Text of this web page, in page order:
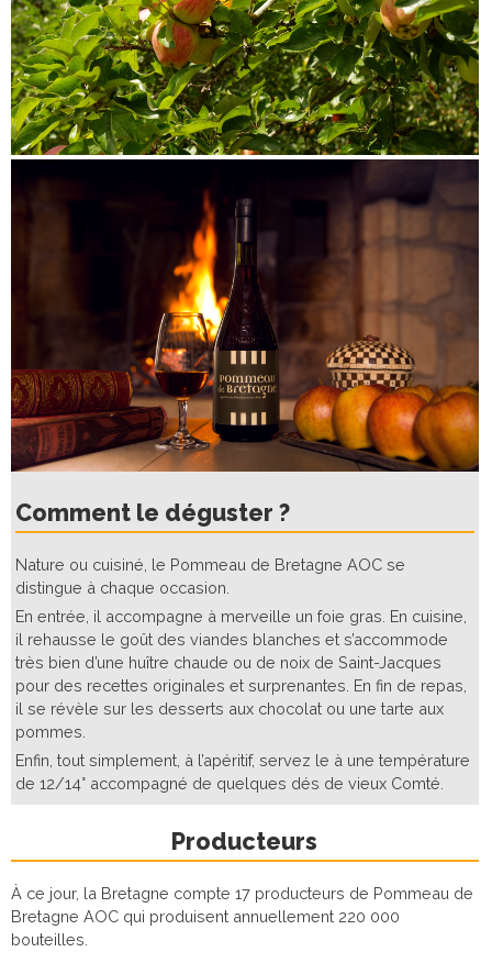
Comment le déguster ?
Nature ou cuisiné, le Pommeau de Bretagne AOC se
distingue à chaque occasion.
En entrée, il accompagne à merveille un foie gras. En cuisine,
il rehausse le goût des viandes blanches et s’accommode
très bien d’une huître chaude ou de noix de Saint-Jacques
pour des recettes originales et surprenantes. En fin de repas,
il se révèle sur les desserts aux chocolat ou une tarte aux
pommes.
Enfin, tout simplement, à l’apéritif, servez le à une température
de 12/14° accompagné de quelques dés de vieux Comté.
Producteurs
À ce jour, la Bretagne compte 17 producteurs de Pommeau de
Bretagne AOC qui produisent annuellement 220 000
bouteilles.